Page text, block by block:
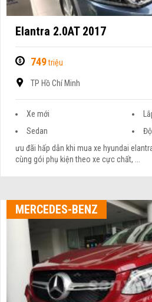
Elantra 2.0AT 2017
749triệu
TP Hồ Chí Minh
Xe mới
Sedan
ưu đãi hấp dẫn khi mua xe hyundai
cùng gói phụ kiện theo xe cực chất, ...
MERCEDES-BENZ